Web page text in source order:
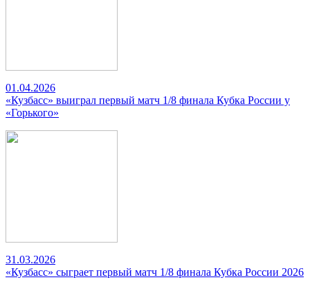
01.04.2026
«Кузбасс» выиграл первый матч 1/8 финала Кубка России у
«Горького»
31.03.2026
«Кузбасс» сыграет первый матч 1/8 финала Кубка России 2026